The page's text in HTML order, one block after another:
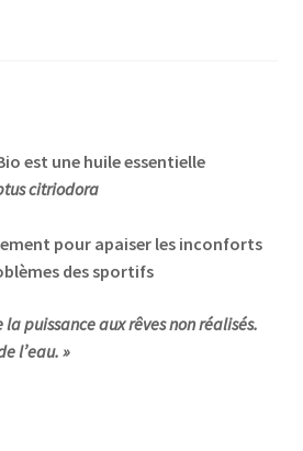
est une huile essentielle
citriodora
pour apaiser les inconforts
des sportifs
la puissance aux rêves non réalisés.
l’eau. »